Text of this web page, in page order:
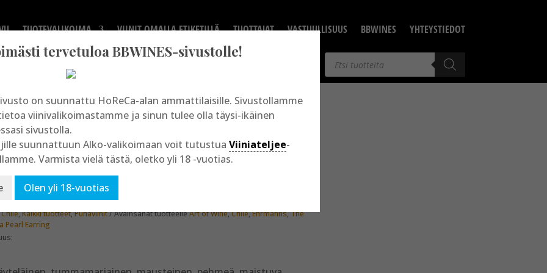
TUOTEVALIKOIMA VIINIT OMALLA ETIKETILLÄ TUOTTAJAT VASTUULLISUUS BBWINES YHTEYSTIEDOT
Products
search
Girl with a Pearl Earring
Chile,Kaikki tuotteet,Punaviinit Avainsanat tuotteelleArt of Wine,Chile,Ehrmanns,The
Pearl Earring
tervetuloa BBWINES-sivustolle!
on suunnattu HoReCa-alan ammattilaisille. Sivustollamme
viinivalikoimastamme ja sinun tulee olla täysi-ikäinen
sivustolla.
suunnattuun Alko-valikoimaan voit tutustua Viiniateljee-
Varmista vielä tästä, oletko yli 18 -vuotias.
Olen yli 18-vuotias